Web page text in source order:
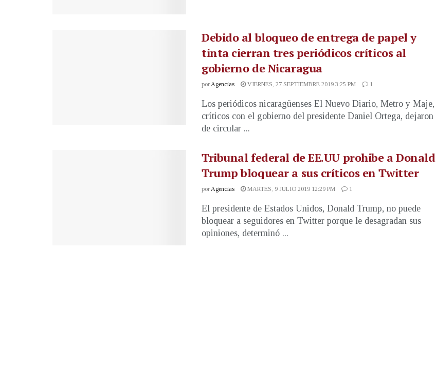
Debido al bloqueo de entrega de papel y
tinta cierran tres periódicos críticos al
gobierno de Nicaragua
porAgencias VIERNES, 27 SEPTIEMBRE 2019 3:25 PM 1
Los periódicos nicaragüenses El Nuevo Diario, Metro y Maje,
críticos con el gobierno del presidente Daniel Ortega, dejaron
de circular ...
Tribunal federal de EE.UU prohibe a Donald
Trump bloquear a sus críticos en Twitter
porAgencias MARTES, 9 JULIO 2019 12:29 PM 1
El presidente de Estados Unidos, Donald Trump, no puede
bloquear a seguidores en Twitter porque le desagradan sus
opiniones, determinó ...